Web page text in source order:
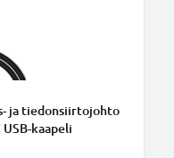
ja tiedonsiirtojohto
USB-kaapeli